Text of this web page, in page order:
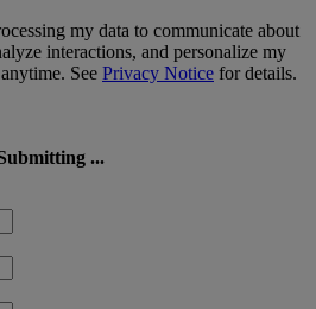
my data to communicate about
interactions, and personalize my
See Privacy Notice for details.
...